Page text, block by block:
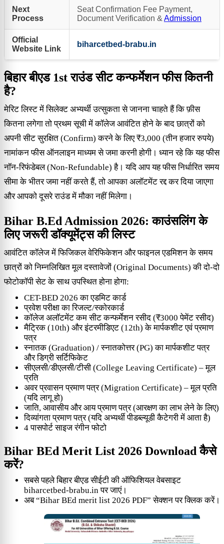
Next
Process
Seat Confirmation Fee Payment,
Document Verification & Admission
Official
Website Link
biharcetbed-brabu.in
बिहार बीएड 1st राउंड सीट कन्फर्मेशन फीस कितनी
है?
मेरिट लिस्ट में सिलेक्ट अभ्यर्थी उत्सुकता से जानना चाहते हैं कि फ़ीस
कितना लगेगा तो प्रथम सूची में कॉलेज आवंटित होने के बाद छात्रों को
अपनी सीट सुरक्षित (Confirm) करने के लिए ₹3,000 (तीन हजार रुपये)
नामांकन फीस ऑनलाइन माध्यम से जमा करनी होगी। ध्यान रहे कि यह फीस
नॉन-रिफंडेबल (Non-Refundable) है। यदि आप यह फीस निर्धारित समय
सीमा के भीतर जमा नहीं करते हैं, तो आपका अलॉटमेंट रद्द कर दिया जाएगा
और आपको दूसरे राउंड में मौका नहीं मिलेगा।
Bihar B.Ed Admission 2026: काउंसलिंग के
लिए जरूरी डॉक्यूमेंट्स की लिस्ट
आवंटित कॉलेज में फिजिकल वेरिफिकेशन और फाइनल एडमिशन के समय
छात्रों को निम्नलिखित मूल दस्तावेजों (Original Documents) की दो-दो
फोटोकॉपी सेट के साथ उपस्थित होना होगा:
CET-BED 2026 का एडमिट कार्ड
प्रवेश परीक्षा का रिजल्ट/स्कोरकार्ड
कॉलेज अलॉटमेंट कम सीट कन्फर्मेशन रसीद (₹3000 पेमेंट रसीद)
मैट्रिक (10th) और इंटरमीडिएट (12th) के मार्पकशीट एवं प्रमाण
पत्र
स्नातक (Graduation) / स्नातकोत्तर (PG) का मार्पकशीट पत्र
और डिग्री सर्टिफिकेट
सीएलसी/डीएलसी/टीसी (College Leaving Certificate) – मूल
प्रति
अवर प्रवासन प्रमाण पत्र (Migration Certificate) – मूल प्रति
(यदि लागू हो)
जाति, आवासीय और आय प्रमाण पत्र (आरक्षण का लाभ लेने के लिए)
दिव्यांगता प्रमाण पत्र (यदि अभ्यर्थी पीडब्ल्यूडी कैटेगरी में आता है)
4 पासपोर्ट साइज रंगीन फोटो
Bihar BEd Merit List 2026 Download कैसे
करें?
सबसे पहले बिहार बीएड सीईटी की ऑफिशियल वेबसाइट
biharcetbed-brabu.in पर जाएं।
अब “Bihar BEd merit list 2026 PDF” सेक्शन पर क्लिक करें।